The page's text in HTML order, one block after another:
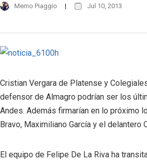
Memo Piaggio Jul 10, 2013
Cristian Vergara de Platense y
defensor de Almagro podrían ser los
Andes. Además firmarían en lo próximo
Bravo, Maximiliano García y el delantero
El equipo de Felipe De La Riva ha